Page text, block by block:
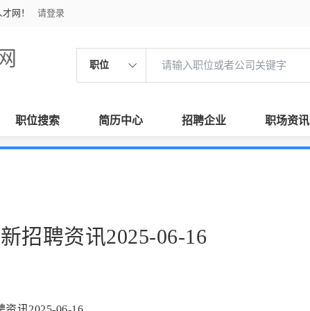
网！ 请登录
职位
职位搜索 简历中心 招聘企业 职场资讯
招聘资讯2025-06-16